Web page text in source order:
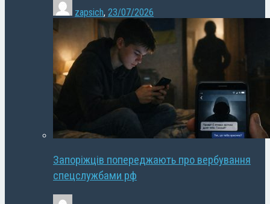
zapsich, 23/07/2026
Запоріжців попереджають про вербування
спецслужбами рф